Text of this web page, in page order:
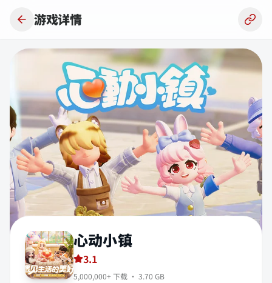
游戏详情
心动小镇
3.1
5,000,000+ 下载 · 3.70 GB